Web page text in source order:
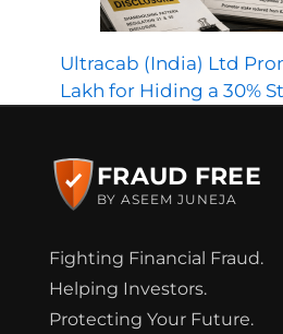
Ultracab (India) Ltd
Lakh for Hiding a 30%
FRAUD FREE
BY ASEEM JUNEJA
Fighting Financial Fraud.
Helping Investors.
Protecting Your Future.